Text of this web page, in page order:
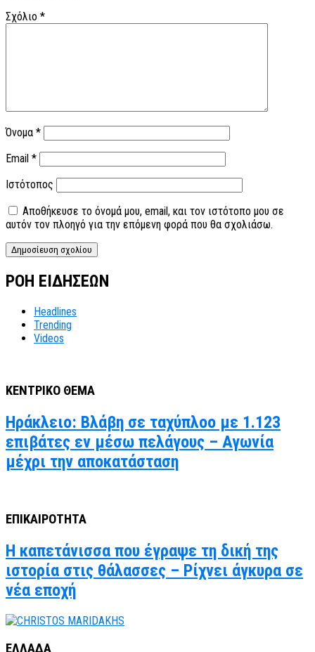
Σχόλιο *
Όνομα *
Email *
Ιστότοπος
Αποθήκευσε το όνομά μου, email, και τον ιστότοπο μου σε
αυτόν τον πλοηγό για την επόμενη φορά που θα σχολιάσω.
ΡΟΗ ΕΙΔΗΣΕΩΝ
Headlines
Trending
Videos
ΚΕΝΤΡΙΚΟ ΘΕΜΑ
Ηράκλειο: Βλάβη σε ταχύπλοο με 1.123
επιβάτες εν μέσω πελάγους – Αγωνία
μέχρι την αποκατάσταση
ΕΠΙΚΑΙΡΟΤΗΤΑ
Η καπετάνισσα που έγραψε τη δική της
ιστορία στις θάλασσες – Ρίχνει άγκυρα σε
νέα εποχή
ΕΛΛΑΔΑ